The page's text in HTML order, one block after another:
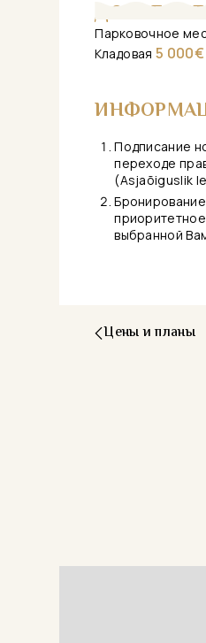
Парковочное
Кладовая5 000€
Подписание
переходе
(Asjaõiguslik
выбранной
Цены и планы